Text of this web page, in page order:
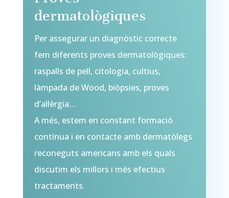
dermatològiques
Per assegurar un diagnòstic correcte
fem diferents proves dermatològiques:
raspalls de pell, citologia, cultius,
làmpada de Wood, biòpsies, proves
d’al·lèrgia…
A més, estem en constant formació
contínua i en contacte amb dermatòlegs
reconeguts americans amb els quals
discutim els millors i més efectius
tractaments.